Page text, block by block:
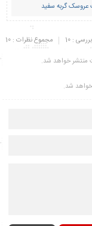
عروسک گربه سفید
مجموع نظرات : 10 : 10
منتشر خواهد شد.
شد.